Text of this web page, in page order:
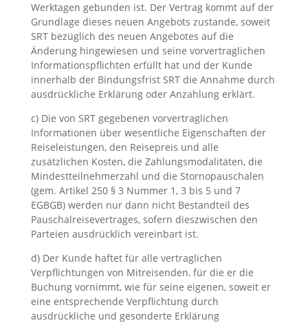
Werktagen gebunden ist. Der Vertrag kommt auf der
Grundlage dieses neuen Angebots zustande, soweit
SRT bezüglich des neuen Angebotes auf die
Änderung hingewiesen und seine vorvertraglichen
Informationspflichten erfüllt hat und der Kunde
innerhalb der Bindungsfrist SRT die Annahme durch
ausdrückliche Erklärung oder Anzahlung erklärt.
c) Die von SRT gegebenen vorvertraglichen
Informationen über wesentliche Eigenschaften der
Reiseleistungen, den Reisepreis und alle
zusätzlichen Kosten, die Zahlungsmodalitäten, die
Mindestteilnehmerzahl und die Stornopauschalen
(gem. Artikel 250 § 3 Nummer 1, 3 bis 5 und 7
EGBGB) werden nur dann nicht Bestandteil des
Pauschalreisevertrages, sofern dieszwischen den
Parteien ausdrücklich vereinbart ist.
d) Der Kunde haftet für alle vertraglichen
Verpflichtungen von Mitreisenden, für die er die
Buchung vornimmt, wie für seine eigenen, soweit er
eine entsprechende Verpflichtung durch
ausdrückliche und gesonderte Erklärung